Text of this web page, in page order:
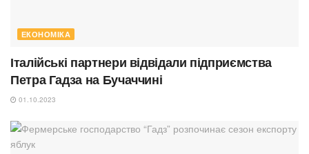
ЕКОНОМІКА
Італійські партнери відвідали підприємства
Петра Гадза на Бучаччині
01.10.2023